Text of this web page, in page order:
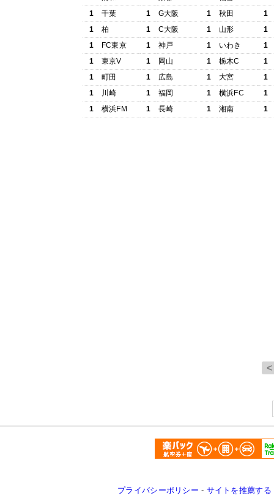
1
千葉 1
G大阪
1
柏 1
C大阪
1
FC東京 1
神戸
1
東京V 1
岡山
1
町田 1
広島
1
川崎 1
福岡
1
横浜FM 1 長崎
1
秋田
1
1
山形
1
1
いわき
1
1
栃木C
1
1
大宮
1
1
横浜FC
1
1
湘南 1
プライバシーポリシー - サイトを推薦する